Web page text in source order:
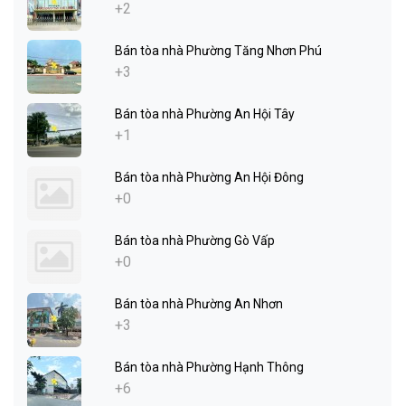
+2
Bán tòa nhà Phường Tăng Nhơn Phú
+3
Bán tòa nhà Phường An Hội Tây
+1
Bán tòa nhà Phường An Hội Đông
+0
Bán tòa nhà Phường Gò Vấp
+0
Bán tòa nhà Phường An Nhơn
+3
Bán tòa nhà Phường Hạnh Thông
+6